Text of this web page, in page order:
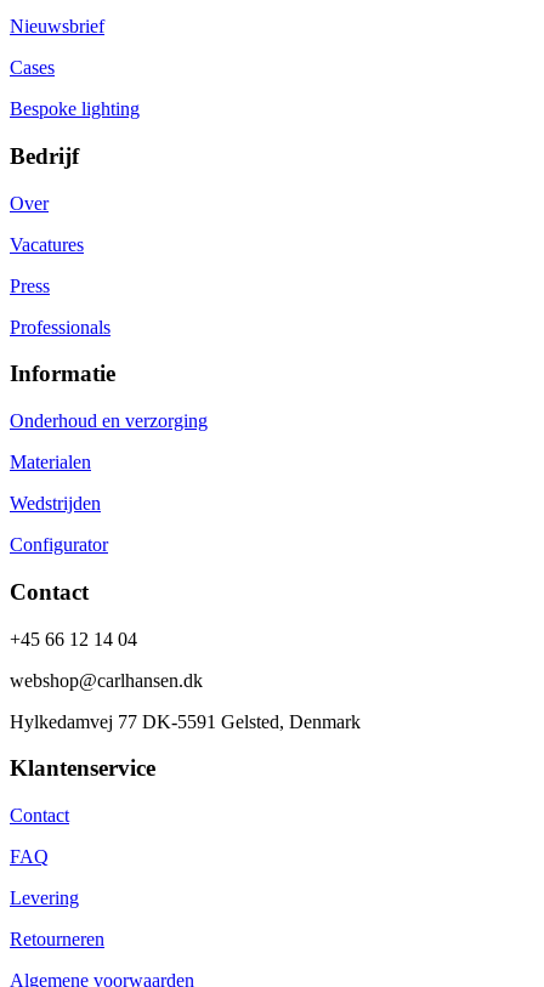
Nieuwsbrief
Cases
Bespoke lighting
Bedrijf
Over
Vacatures
Press
Professionals
Informatie
Onderhoud en verzorging
Materialen
Wedstrijden
Configurator
Contact
+45 66 12 14 04
webshop@carlhansen.dk
Hylkedamvej 77 DK-5591 Gelsted, Denmark
Klantenservice
Contact
FAQ
Levering
Retourneren
Algemene voorwaarden